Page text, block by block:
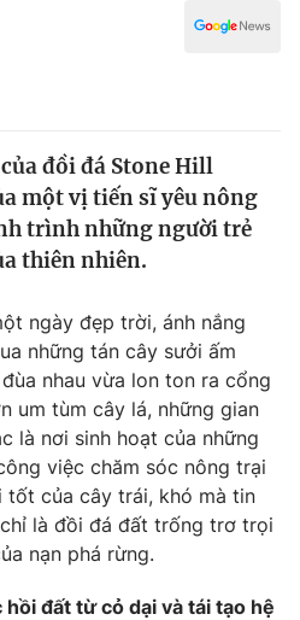
đồi đá Stone Hill
một vị tiến sĩ yêu nông
trình những người trẻ
thiên nhiên.
ngày đẹp trời, ánh nắng
những tán cây sưởi ấm
nhau vừa lon ton ra cổng
um tùm cây lá, những gian
là nơi sinh hoạt của những
việc chăm sóc nông trại
tốt của cây trái, khó mà tin
là đồi đá đất trống trơ trọi
nạn phá rừng.
đất từ cỏ dại và tái tạo hệ